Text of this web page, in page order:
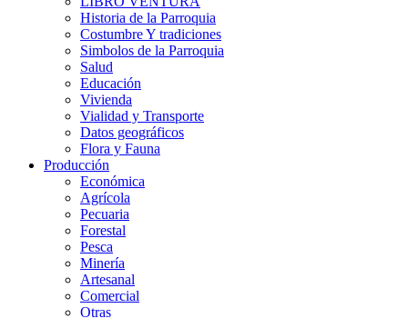
Historia de la Parroquia
Costumbre Y tradiciones
Simbolos de la Parroquia
Salud
Educación
Vivienda
Vialidad y Transporte
Datos geográficos
Flora y Fauna
Producción
Económica
Agrícola
Pecuaria
Forestal
Pesca
Minería
Artesanal
Comercial
Otras